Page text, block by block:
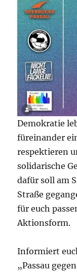
Demokratie
füreinander
respektieren
solidarische
dafür soll am
Straße
für euch
Aktionsform.
Informiert
„Passau